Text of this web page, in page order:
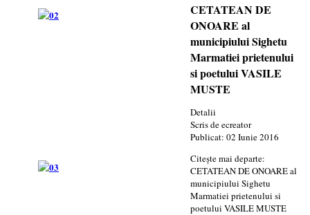
CETATEAN DE
ONOARE al
municipiului Sighetu
Marmatiei prietenului
si poetului VASILE
MUSTE
Detalii
Scris deecreator
Publicat: 02 Iunie 2016
Citește mai departe:
CETATEAN DE ONOARE al
municipiului Sighetu
Marmatiei prietenului si
poetului VASILE MUSTE